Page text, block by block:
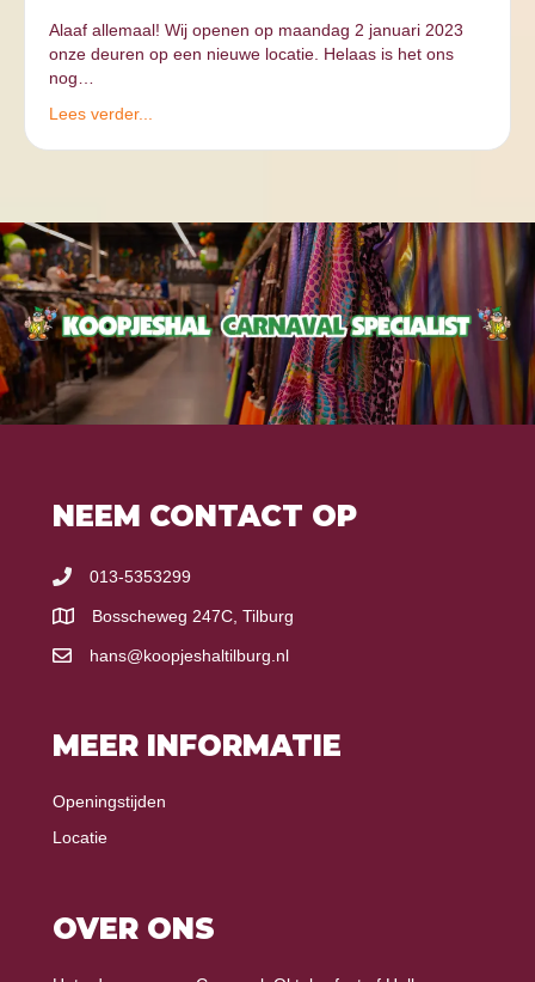
Alaaf allemaal! Wij openen op maandag 2 januari 2023
onze deuren op een nieuwe locatie. Helaas is het ons
nog…
Lees verder...
NEEM CONTACT OP
013-5353299
Bosscheweg 247C, Tilburg
hans@koopjeshaltilburg.nl
MEER INFORMATIE
Openingstijden
Locatie
OVER ONS